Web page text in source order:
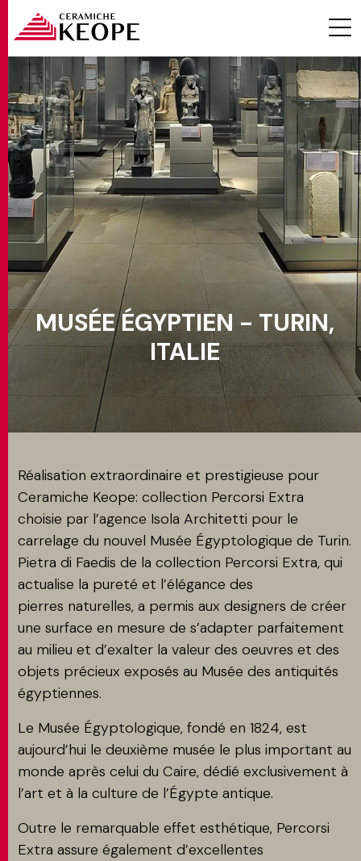
PROJETS
MAGAZINE
CONTACTS
MATCH APP
RECHERCHE
ESPACE RÉSERVÉ
MUSÉE ÉGYPTIEN - TURIN,
ITALIE
Réalisation extraordinaire et prestigieuse pour
Ceramiche Keope: collection Percorsi Extra
choisie par l’agence Isola Architetti pour le
carrelage du nouvel Musée Égyptologique de Turin.
Pietra di Faedis de la collection Percorsi Extra, qui
actualise la pureté et l’élégance des
pierres naturelles, a permis aux designers de créer
une surface en mesure de s’adapter parfaitement
au milieu et d’exalter la valeur des oeuvres et des
objets précieux exposés au Musée des antiquités
égyptiennes.
Le Musée Égyptologique, fondé en 1824, est
aujourd’hui le deuxième musée le plus important au
monde après celui du Caire, dédié exclusivement à
l’art et à la culture de l’Égypte antique.
Outre le remarquable effet esthétique, Percorsi
Extra assure également d’excellentes